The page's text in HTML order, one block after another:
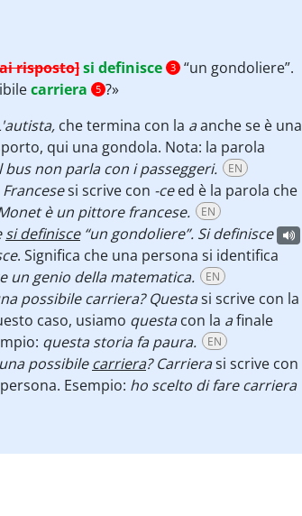
risposto]si definisce 3 “un gondoliere”.
carriera 5 ?»
che termina con la aanche se è una
qui una gondola. Nota: la parola
non parla con i passeggeri. EN
si scrive con -ceed è la parola che
è un pittore francese. EN
si definisce“un gondoliere”. Si definisce
. Significa che una persona si identifica
un genio della matematica. EN
possibile carriera? Questasi scrive con la
caso, usiamo questacon la afinale
questa storia fa paura. EN
possibilecarriera? Carrierasi scrive con
Esempio: ho scelto di fare carriera